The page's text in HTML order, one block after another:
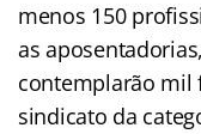
menos 150
as
contemplarão mil
sindicato da